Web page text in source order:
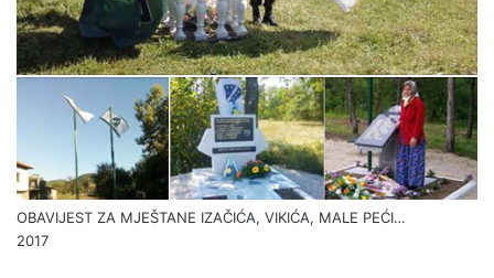
OBAVIJEST ZA MJEŠTANE IZAČIĆA, VIKIĆA, MALE PEĆI…
2017